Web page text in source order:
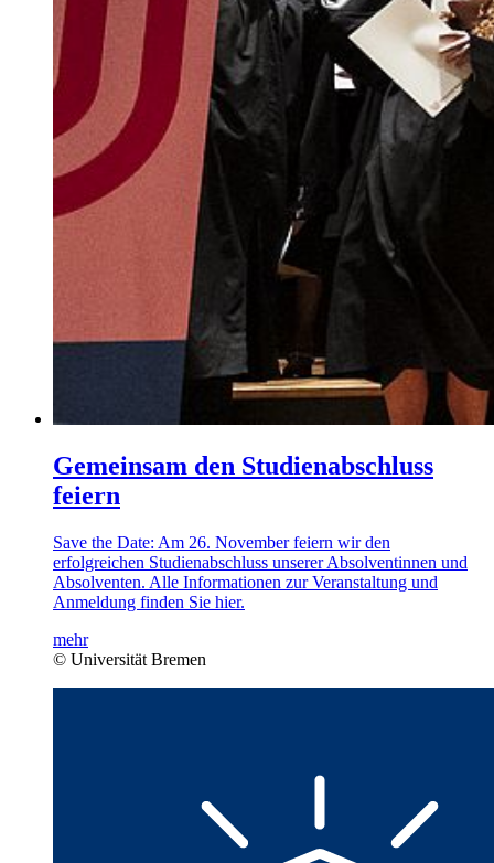
Gemeinsam den Studienabschluss
feiern
Save the Date: Am 26. November feiern wir den
erfolgreichen Studienabschluss unserer Absolventinnen und
Absolventen. Alle Informationen zur Veranstaltung und
Anmeldung finden Sie hier.
mehr
© Universität Bremen